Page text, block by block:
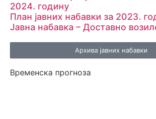
2024. годину
План јавних набавки за 2023.
Јавна набавка – Доставно
Архива јавних набавки
Временска прогноза